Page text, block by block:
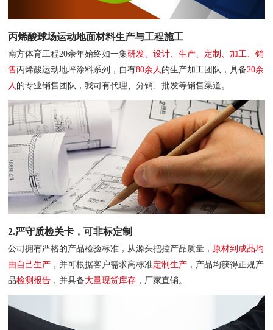
丙烯酸球场运动地面材料生产与工程施工
南方体育工程20余年始终如一集研发、设计、生产、定制、加工、销
售丙烯酸运动地坪涂料系列，自有80余人 的生产加工团队，具备20余
人 的专业销售团队，我司有代理、分销、批发等销售渠道。
2.严守质检关卡，可非标定制
公司拥有严格的产品检验标准，从源头把控产品质量， 原材到成品均
由自己生产 ，并可根据客户需求高标准定制生产 ，产品均获得正规产
品检测报告 ，并具备大量现货库存 ，厂家直销。